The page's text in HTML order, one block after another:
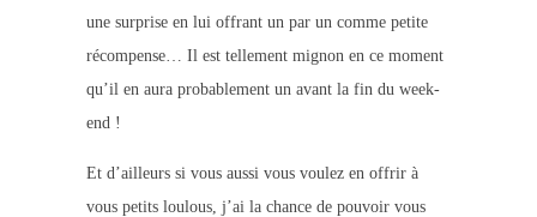
une surprise en lui offrant un par un comme petite
récompense… Il est tellement mignon en ce moment
qu’il en aura probablement un avant la fin du week-
end !
Et d’ailleurs si vous aussi vous voulez en offrir à
vous petits loulous, j’ai la chance de pouvoir vous